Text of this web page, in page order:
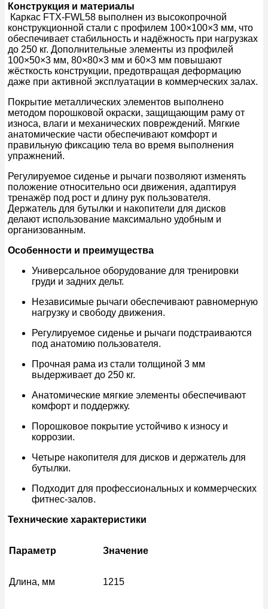
Конструкция и материалы
Каркас FTX-FWL58 выполнен из высокопрочной
конструкционной стали с профилем 100×100×3 мм, что
обеспечивает стабильность и надёжность при нагрузках
до 250 кг. Дополнительные элементы из профилей
100×50×3 мм, 80×80×3 мм и 60×3 мм повышают
жёсткость конструкции, предотвращая деформацию
даже при активной эксплуатации в коммерческих залах.
Покрытие металлических элементов выполнено
методом порошковой окраски, защищающим раму от
износа, влаги и механических повреждений. Мягкие
анатомические части обеспечивают комфорт и
правильную фиксацию тела во время выполнения
упражнений.
Регулируемое сиденье и рычаги позволяют изменять
положение относительно оси движения, адаптируя
тренажёр под рост и длину рук пользователя.
Держатель для бутылки и накопители для дисков
делают использование максимально удобным и
организованным.
Особенности и преимущества
Универсальное оборудование для тренировки
груди и задних дельт.
Независимые рычаги обеспечивают равномерную
нагрузку и свободу движения.
Регулируемое сиденье и рычаги подстраиваются
под анатомию пользователя.
Прочная рама из стали толщиной 3 мм
выдерживает до 250 кг.
Анатомические мягкие элементы обеспечивают
комфорт и поддержку.
Порошковое покрытие устойчиво к износу и
коррозии.
Четыре накопителя для дисков и держатель для
бутылки.
Подходит для профессиональных и коммерческих
фитнес-залов.
Технические характеристики
Параметр Значение
Длина, мм 1215